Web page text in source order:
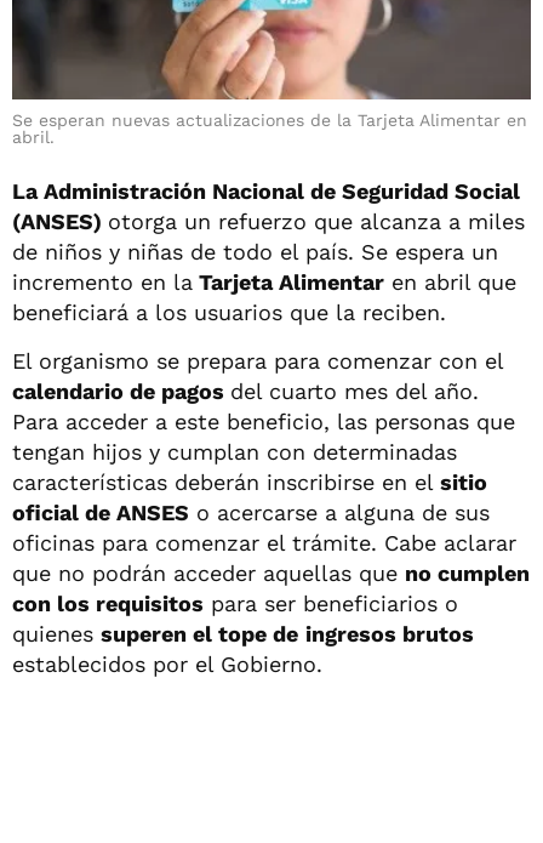
Se esperan nuevas actualizaciones de la Tarjeta Alimentar en
abril.
La Administración Nacional de Seguridad Social
(ANSES) otorga un refuerzo que alcanza a miles
de niños y niñas de todo el país. Se espera un
incremento en la Tarjeta Alimentar en abril que
beneficiará a los usuarios que la reciben.
El organismo se prepara para comenzar con el
calendario de pagos del cuarto mes del año.
Para acceder a este beneficio, las personas que
tengan hijos y cumplan con determinadas
características deberán inscribirse en el sitio
oficial de ANSES o acercarse a alguna de sus
oficinas para comenzar el trámite. Cabe aclarar
que no podrán acceder aquellas que no cumplen
con los requisitos para ser beneficiarios o
quienes superen el tope de ingresos brutos
establecidos por el Gobierno.